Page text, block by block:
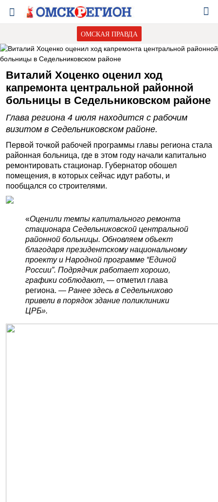
ОМСКАЯ ПРАВДА
Виталий Хоценко оценил ход
капремонта центральной районной
больницы в Седельниковском районе
Глава региона 4 июля находится с рабочим
визитом в Седельниковском районе.
Первой точкой рабочей программы главы региона стала
районная больница, где в этом году начали капитально
ремонтировать стационар. Губернатор обошел
помещения, в которых сейчас идут работы, и
пообщался со строителями.
«Оценили темпы капитального ремонта
стационара Седельниковской центральной
районной больницы. Обновляем объект
благодаря президентскому национальному
проекту и Народной программе “Единой
России”. Подрядчик работает хорошо,
графики соблюдают, — отметил глава
региона. — Ранее здесь в Седельниково
привели в порядок здание поликлиники
ЦРБ».